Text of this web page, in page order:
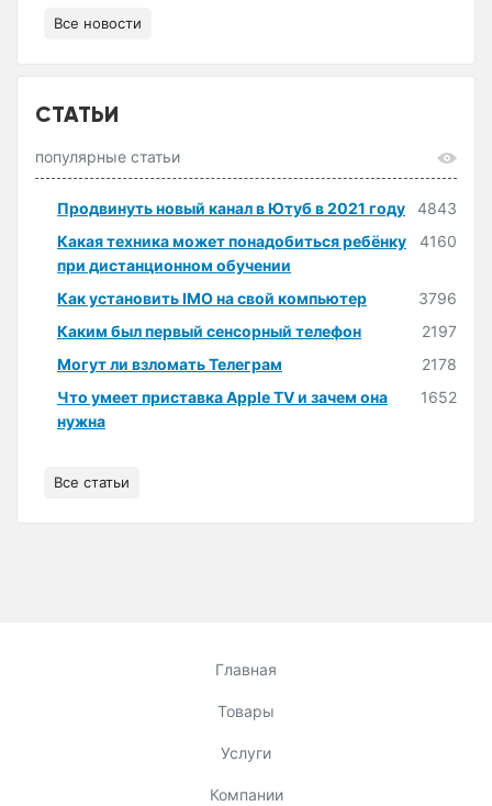
Все новости
СТАТЬИ
популярные статьи
Продвинуть новый канал в Ютуб в 2021 году
4843
Какая техника может понадобиться ребёнку
при дистанционном обучении
4160
Как установить IMO на свой компьютер
3796
Каким был первый сенсорный телефон
2197
Могут ли взломать Телеграм
2178
Что умеет приставка Apple TV и зачем она
нужна
1652
Все статьи
Главная
Товары
Услуги
Компании